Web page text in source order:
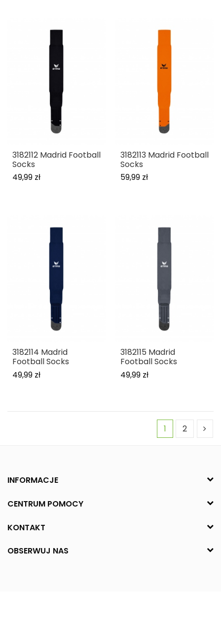
3182112 Madrid Football
Socks
49,99 zł
3182113 Madrid Football
Socks
59,99 zł
3182114 Madrid
Football Socks
49,99 zł
3182115 Madrid
Football Socks
49,99 zł
1 2
INFORMACJE
CENTRUM POMOCY
KONTAKT
OBSERWUJ NAS